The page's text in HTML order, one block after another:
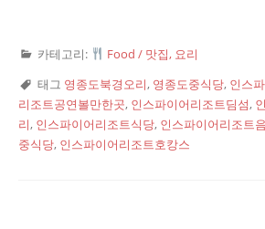
카테고리:
Food / 맛집, 요리
태그 영종도북경오리, 영종도중식당, 인스
리조트공연볼만한곳, 인스파이어리조트딤섬,
리, 인스파이어리조트식당, 인스파이어리조트
중식당, 인스파이어리조트호캉스